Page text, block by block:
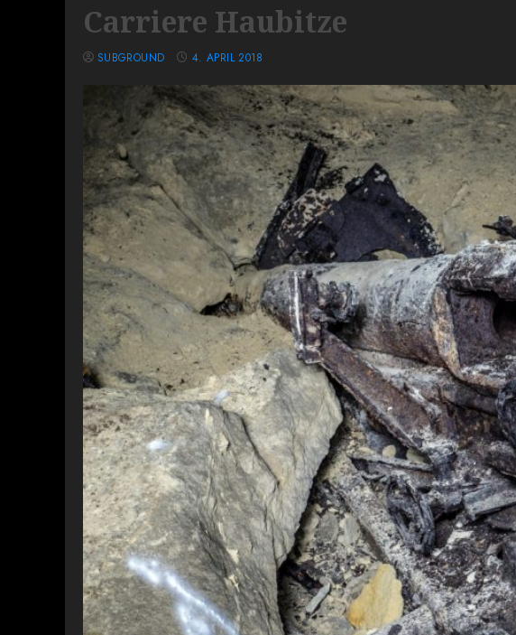
Carriere Haubitze
SUBGROUND 4. APRIL 2018